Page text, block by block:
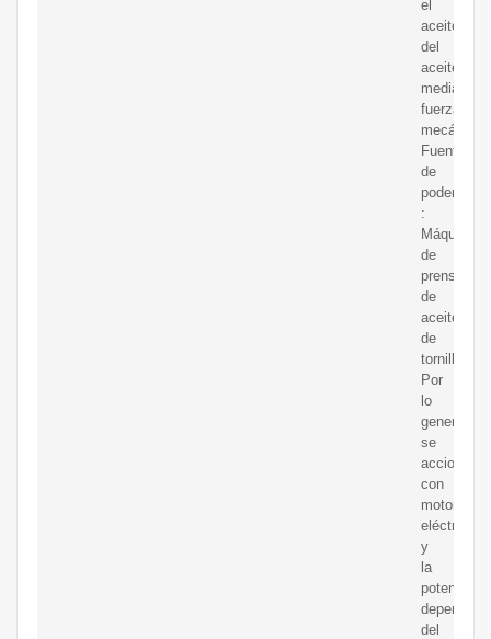
el
aceite
del
aceite
mediante
fuerza
mecánica.
Fuente
de
poder
:
Máquina
de
prensado
de
aceite
de
tornillo
Por
lo
general,
se
accionan
con
motores
eléctricos
y
la
potencia
depende
del